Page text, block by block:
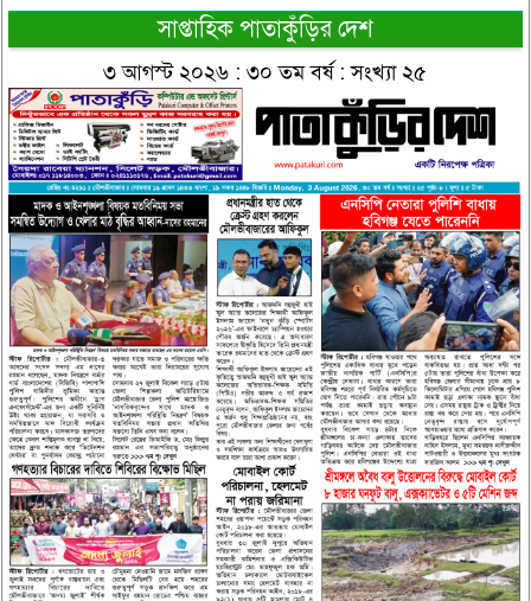
সাপ্তাহিক পাতাকুঁড়ির দেশ
৩ আগস্ট ২০২৬ : ৩০ তম বর্ষ : সংখ্যা ২৫